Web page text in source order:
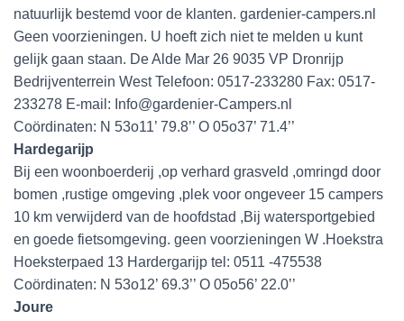
natuurlijk bestemd voor de klanten. gardenier-campers.nl
Geen voorzieningen. U hoeft zich niet te melden u kunt
gelijk gaan staan. De Alde Mar 26 9035 VP Dronrijp
Bedrijventerrein West Telefoon: 0517-233280 Fax: 0517-
233278 E-mail: Info@gardenier-Campers.nl
Coördinaten: N 53o11’ 79.8’’ O 05o37’ 71.4’’
Hardegarijp
Bij een woonboerderij ,op verhard grasveld ,omringd door
bomen ,rustige omgeving ,plek voor ongeveer 15 campers
10 km verwijderd van de hoofdstad ,Bij watersportgebied
en goede fietsomgeving. geen voorzieningen W .Hoekstra
Hoeksterpaed 13 Hardergarijp tel: 0511 -475538
Coördinaten: N 53o12’ 69.3’’ O 05o56’ 22.0’’
Joure